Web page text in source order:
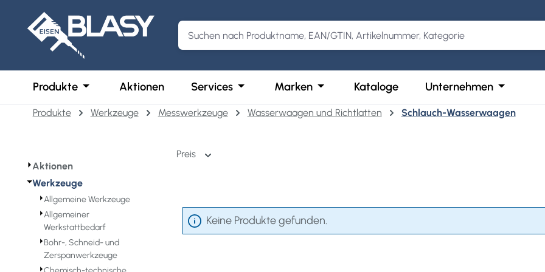
Hauptinhalt springen
Zur Suche springen
Zur Hauptnavigation springen
Produkte Öffne oder Schließe das Dropdown der Kategorie Produkte
Aktionen Services Öffne oder Schließe das Dropdown der Kategorie Services
Marken Öffne oder Schließe das Dropdown der
Kataloge Unternehmen Öffne
Produkte Werkzeuge Messwerkzeuge Wasserwaagen und Richtlatten Schlauch-Wasserwaagen
⏵Aktionen
⏷Werkzeuge
⏵Allgemeine Werkzeuge
⏵Allgemeiner
Werkstattbedarf
⏵Bohr-, Schneid- und
Zerspanwerkzeuge
⏵
Preis
Keine Produkte gefunden.